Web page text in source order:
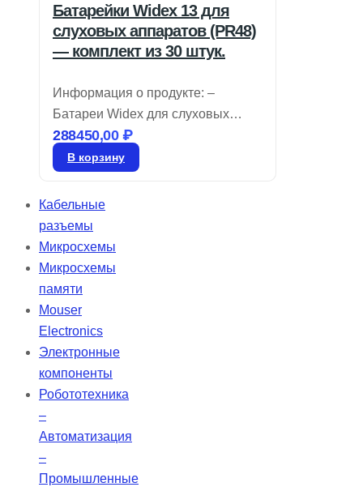
Батарейки Widex 13 для
слуховых аппаратов (PR48)
— комплект из 30 штук.
Информация о продукте: –
Батареи Widex для слуховых
аппаратов имеют цветовую
маркировку, позволяющую легко
изготовлены на основе воздушно-
батареи: ◦ Снимите защитную
слуховой аппарат. ◦ Для замены
288450,00₽
В корзину
Кабельные
разъемы
Микросхемы
Микросхемы
памяти
Mouser
Electronics
Электронные
компоненты
Робототехника
–
Автоматизация
–
Промышленные